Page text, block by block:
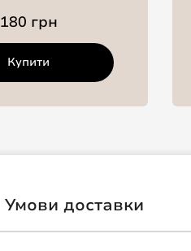
180 грн
Купити
Умови доставки